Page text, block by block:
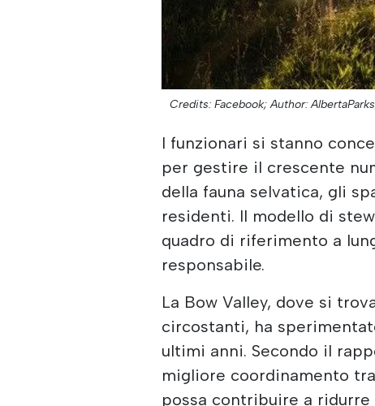
Credits: Facebook; Author:
I funzionari si stanno
per gestire il crescente
della fauna selvatica, gli
residenti. Il modello di
quadro di riferimento a
responsabile.
La Bow Valley, dove si
circostanti, ha
ultimi anni. Secondo il
migliore coordinamento
possa contribuire a